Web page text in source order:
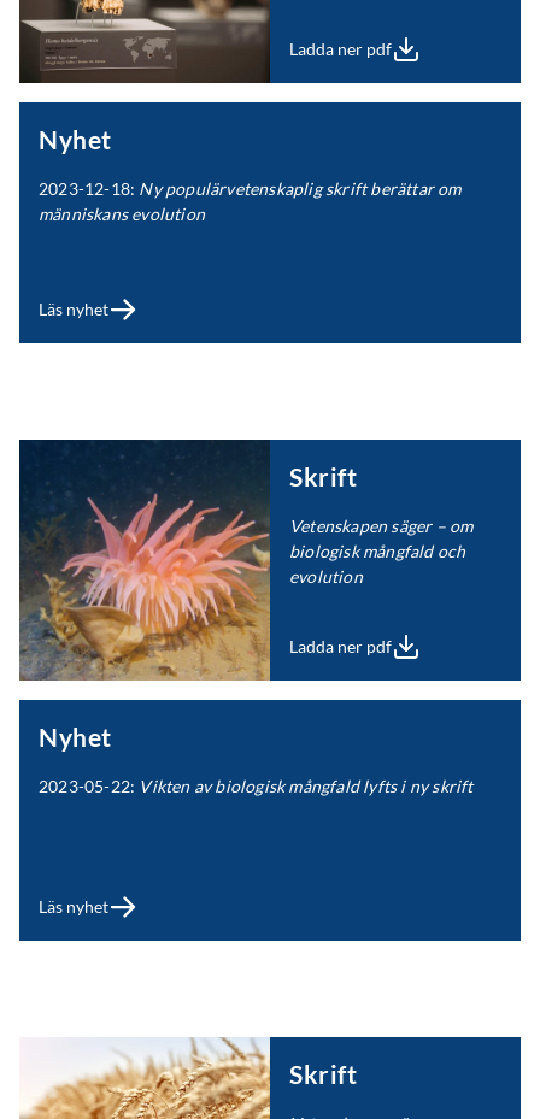
Ladda ner pdf
Nyhet
2023-12-18: Ny populärvetenskaplig skrift berättar om
människans evolution
Läs nyhet
Skrift
Vetenskapen säger – om
biologisk mångfald och
evolution
Ladda ner pdf
Nyhet
2023-05-22: Vikten av biologisk mångfald lyfts i ny skrift
Läs nyhet
Skrift